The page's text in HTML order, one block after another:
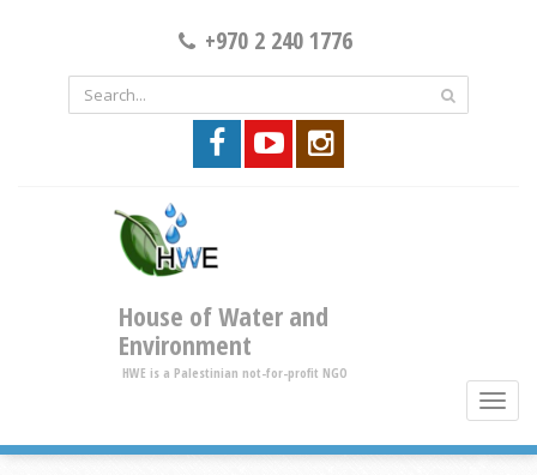
+970 2 240 1776
House of Water and
Environment
HWE is a Palestinian not-for-profit NGO
toggle